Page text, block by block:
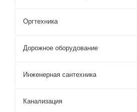
Оргтехника
Дорожное оборудование
Инженерная сантехника
Канализация